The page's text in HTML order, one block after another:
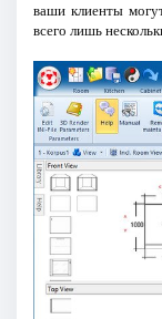
ваши клиенты
всего лишь